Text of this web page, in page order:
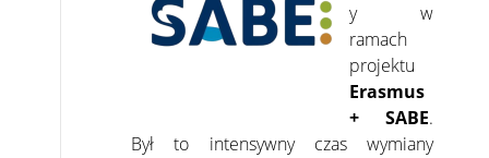
y w
ramach
projektu
Erasmus
+ SABE.
Był to intensywny czas wymiany